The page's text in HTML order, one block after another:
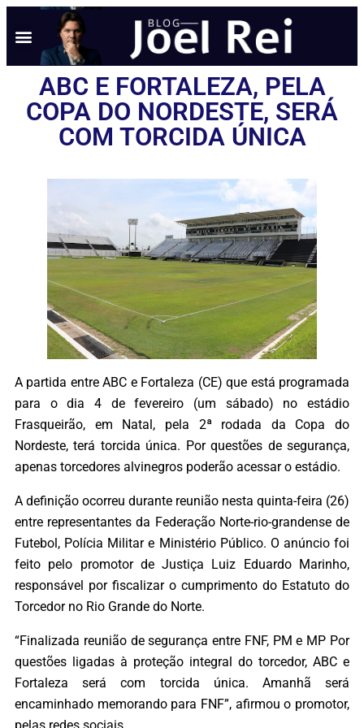
ABC E FORTALEZA, PELA
COPA DO NORDESTE, SERÁ
COM TORCIDA ÚNICA
A partida entre ABC e Fortaleza (CE) que está programada
para o dia 4 de fevereiro (um sábado) no estádio
Frasqueirão, em Natal, pela 2ª rodada da Copa do
Nordeste, terá torcida única. Por questões de segurança,
apenas torcedores alvinegros poderão acessar o estádio.
A definição ocorreu durante reunião nesta quinta-feira (26)
entre representantes da Federação Norte-rio-grandense de
Futebol, Polícia Militar e Ministério Público. O anúncio foi
feito pelo promotor de Justiça Luiz Eduardo Marinho,
responsável por fiscalizar o cumprimento do Estatuto do
Torcedor no Rio Grande do Norte.
“Finalizada reunião de segurança entre FNF, PM e MP Por
questões ligadas à proteção integral do torcedor, ABC e
Fortaleza será com torcida única. Amanhã será
encaminhado memorando para FNF”, afirmou o promotor,